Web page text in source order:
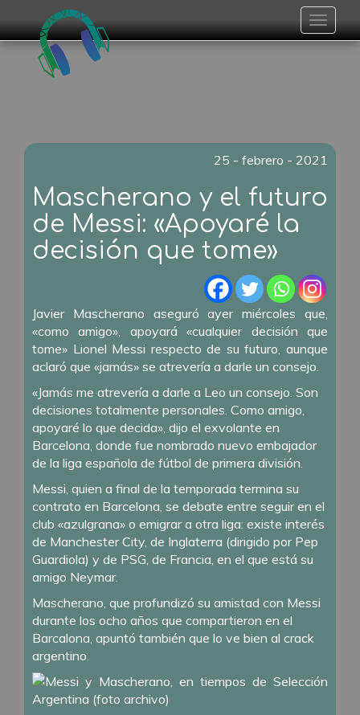
Toggle
25 - febrero - 2021
Mascherano y el futuro
de Messi: «Apoyaré la
decisión que tome»
Javier Mascherano aseguró ayer miércoles que,
«como amigo», apoyará «cualquier decisión que
tome» Lionel Messi respecto de su futuro, aunque
aclaró que «jamás» se atrevería a darle un consejo.
«Jamás me atrevería a darle a Leo un consejo. Son
decisiones totalmente personales. Como amigo,
apoyaré lo que decida», dijo el exvolante en
Barcelona, donde fue nombrado nuevo embajador
de la liga española de fútbol de primera división.
Messi, quien a final de la temporada termina su
contrato en Barcelona, se debate entre seguir en el
club «azulgrana» o emigrar a otra liga: existe interés
de Manchester City, de Inglaterra (dirigido por Pep
Guardiola) y de PSG, de Francia, en el que está su
amigo Neymar.
Mascherano, que profundizó su amistad con Messi
durante los ocho años que compartieron en el
Barcalona, apuntó también que lo ve bien al crack
argentino.